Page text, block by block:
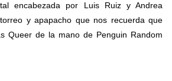
encabezada por Luis Ruiz y Andrea
y apapacho que nos recuerda que
Queer de la mano de Penguin Random